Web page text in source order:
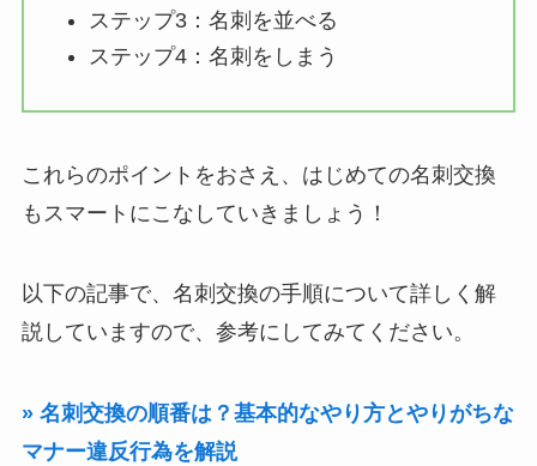
ステップ3：名刺を並べる
ステップ4：名刺をしまう
これらのポイントをおさえ、はじめての名刺交換
もスマートにこなしていきましょう！
以下の記事で、名刺交換の手順について詳しく解
説していますので、参考にしてみてください。
» 名刺交換の順番は？基本的なやり方とやりがちな
マナー違反行為を解説